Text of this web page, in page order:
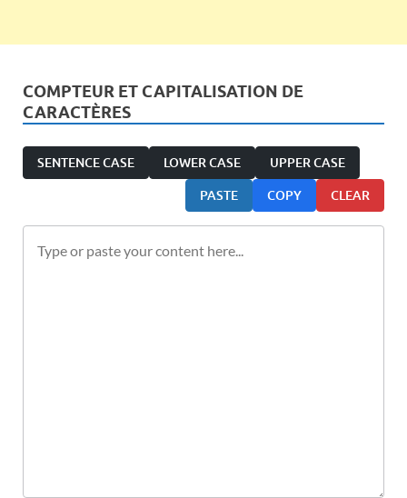
COMPTEUR ET CAPITALISATION DE
CARACTÈRES
SENTENCE CASE LOWER CASE UPPER CASE
PASTE COPY CLEAR